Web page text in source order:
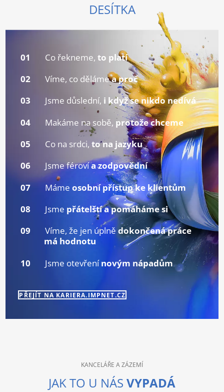
DESÍTKA
01 Co řekneme,to platí
02
Víme, co dělámea proč
03
Jsme důslední, i když se nikdo nedívá
04
Makáme na sobě, protože chceme
05
Co na srdci,to na jazyku
06
Jsme férovía zodpovědní
07
Mámeosobní přístup ke klientům
08
Jsme přátelští a pomáháme si
09
Víme, že jen úplnědokončená práce
má hodnotu
10
Jsme otevřenínovým nápadům
PŘEJÍT NA KARIERA.IMPNET.CZ
KANCELÁŘE A ZÁZEMÍ
JAK TO U NÁS VYPADÁ